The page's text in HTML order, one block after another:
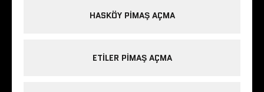
HASKÖY PIMAŞ AÇMA
ETILER PIMAŞ AÇMA